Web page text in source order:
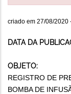
criado em 27/08/2020
DATA DA
OBJETO:
REGISTRO DE
BOMBA DE